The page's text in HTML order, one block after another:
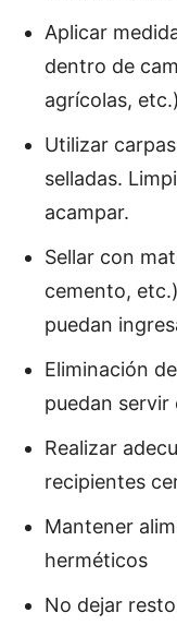
Aplicar
dentro de
agrícolas, etc.)
Utilizar
selladas.
acampar.
Sellar con
cemento,
puedan
Eliminación
puedan
Realizar
recipientes
Mantener
herméticos
No dejar